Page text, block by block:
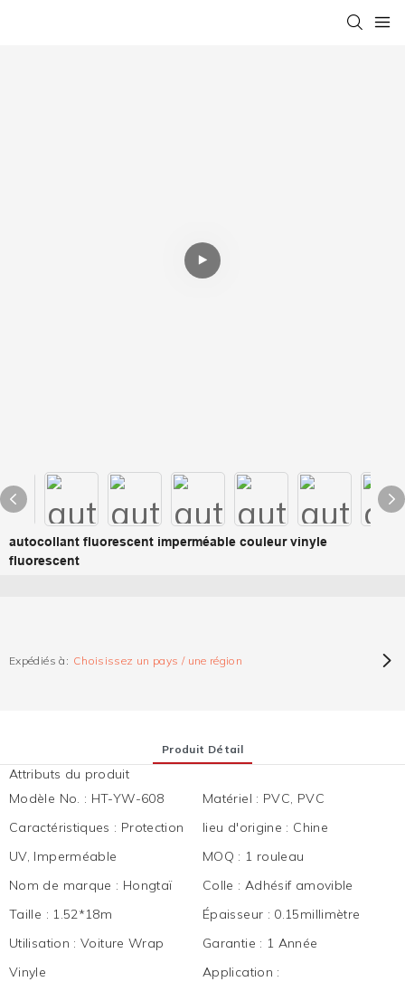
autocollant fluorescent imperméable couleur vinyle
fluorescent
Expédiés à: Choisissez un pays / une région
Produit Détail
Attributs du produit
Modèle No. : HT-YW-608 Matériel : PVC, PVC
Caractéristiques : Protection
UV, Imperméable
lieu d'origine : Chine
MOQ : 1 rouleau
Nom de marque : Hongtaï Colle : Adhésif amovible
Taille : 1.52*18m Épaisseur : 0.15millimètre
Utilisation :Voiture Wrap
Vinyle
Garantie : 1 Année
Application :